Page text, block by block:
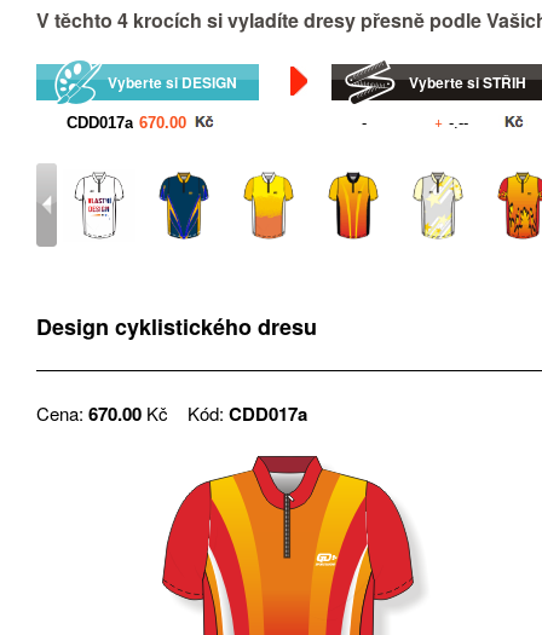
V těchto 4 krocích si vyladíte dresy přesně podle
Vyberte si DESIGN Vyberte si STŘIH
+
Cena: 670.00 Kč Kód: CDD017a
Design cyklistického dresu